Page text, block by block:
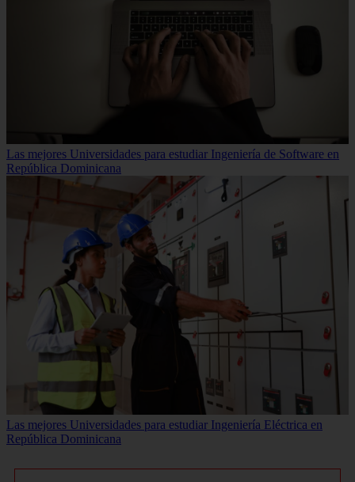
Las mejores Universidades para estudiar Ingeniería de Software en
República Dominicana
Las mejores Universidades para estudiar Ingeniería Eléctrica en
República Dominicana